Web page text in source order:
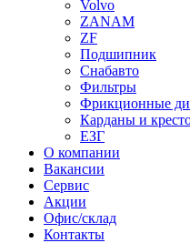
Volvo
ZANAM
ZF
Подшипник
Снабавто
Фильтры
Фрикционные
Карданы и
ЕЗГ
О компании
Вакансии
Сервис
Акции
Офис/склад
Контакты